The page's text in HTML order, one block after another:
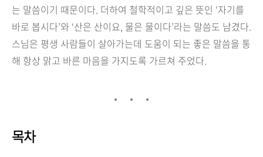
는 말씀이기 때문이다. 더하여 철학적이고 깊은 뜻인 ‘자기를
바로 봅시다’와 ‘산은 산이요, 물은 물이다’라는 말씀도 남겼다.
스님은 평생 사람들이 살아가는데 도움이 되는 좋은 말씀을 통
해 항상 맑고 바른 마음을 가지도록 가르쳐 주었다.
목차